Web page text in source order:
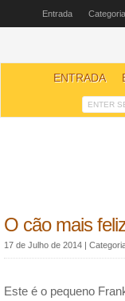
Entrada
ENTRADA
O cão mais
17 de Julho de 2014 |
Este é o pequeno